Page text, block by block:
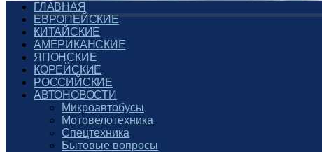
ГЛАВНАЯ
ЕВРОПЕЙСКИЕ
КИТАЙСКИЕ
АМЕРИКАНСКИЕ
ЯПОНСКИЕ
КОРЕЙСКИЕ
РОССИЙСКИЕ
АВТОНОВОСТИ
Микроавтобусы
Мотовелотехника
Спецтехника
Бытовые вопросы